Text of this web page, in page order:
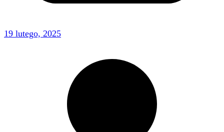
19 lutego, 2025